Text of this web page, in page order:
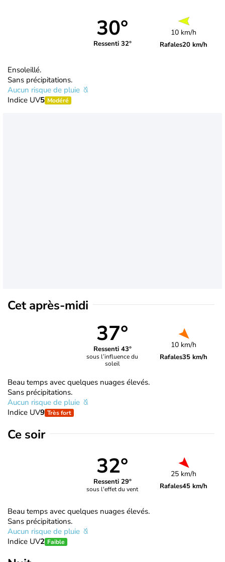
30°
Ressenti 32°
10 km/h
Rafales20 km/h
Ensoleillé.
Sans précipitations.
Aucun risque de pluie
Indice UV5 Modéré
Cet après-midi
37°
Ressenti 43°
sous l’influence du
soleil
10 km/h
Rafales35 km/h
Beau temps avec quelques nuages élevés.
Sans précipitations.
Aucun risque de pluie
Indice UV9 Très fort
Ce soir
32°
Ressenti 29°
sous l'effet du vent
25 km/h
Rafales45 km/h
Beau temps avec quelques nuages élevés.
Sans précipitations.
Aucun risque de pluie
Indice UV2 Faible